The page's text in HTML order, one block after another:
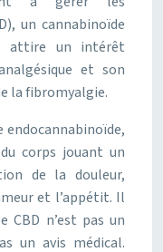
un cannabinoïde
attire un intérêt
et son
la fibromyalgie.
endocannabinoïde,
corps jouant un
de la douleur,
et l’appétit. Il
CBD n’est pas un
un avis médical.